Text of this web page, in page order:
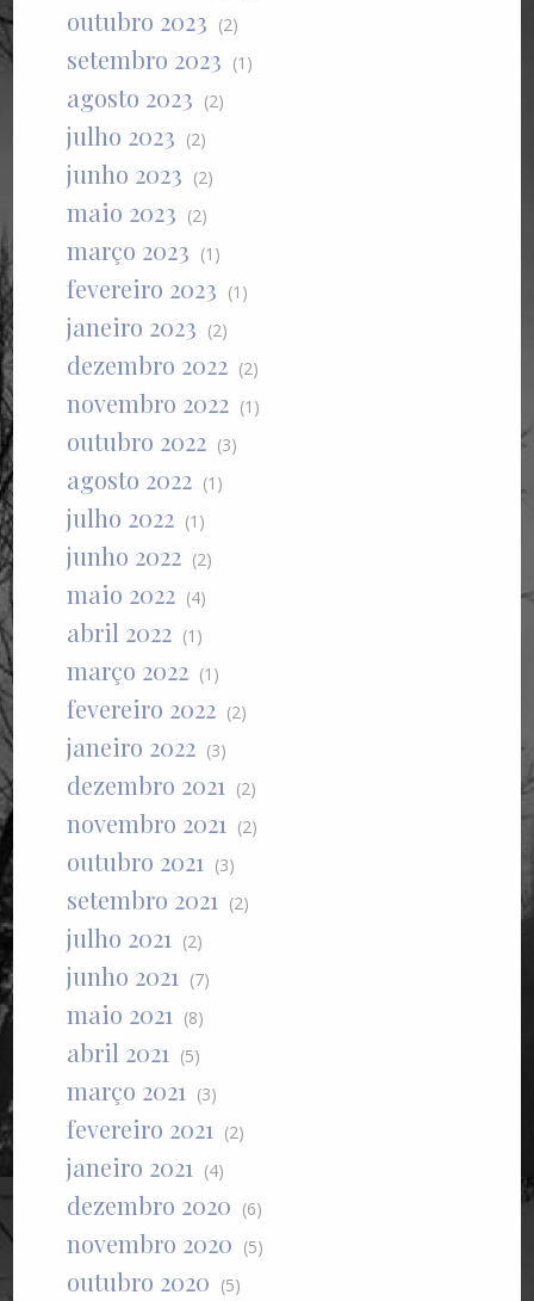
outubro 2023 (2)
setembro 2023 (1)
agosto 2023 (2)
julho 2023 (2)
junho 2023 (2)
maio 2023 (2)
março 2023 (1)
fevereiro 2023 (1)
janeiro 2023 (2)
dezembro 2022 (2)
novembro 2022 (1)
outubro 2022 (3)
agosto 2022 (1)
julho 2022 (1)
junho 2022 (2)
maio 2022 (4)
abril 2022 (1)
março 2022 (1)
fevereiro 2022 (2)
janeiro 2022 (3)
dezembro 2021 (2)
novembro 2021 (2)
outubro 2021 (3)
setembro 2021 (2)
julho 2021 (2)
junho 2021 (7)
maio 2021 (8)
abril 2021 (5)
março 2021 (3)
fevereiro 2021 (2)
janeiro 2021 (4)
dezembro 2020 (6)
novembro 2020 (5)
outubro 2020 (5)